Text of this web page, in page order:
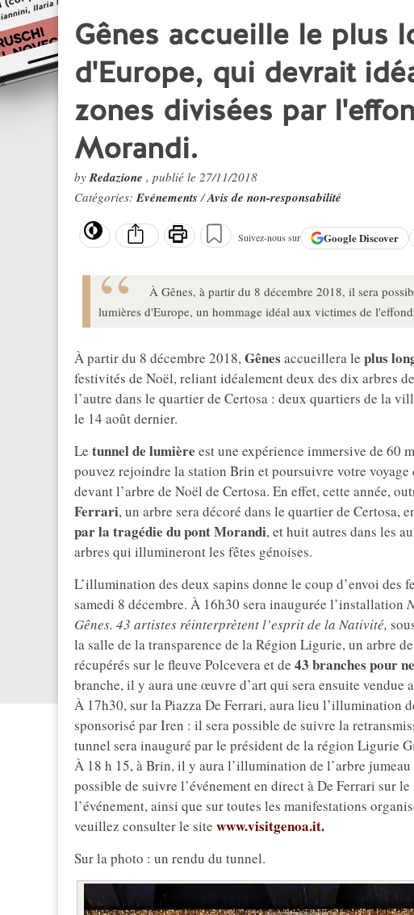
Gênes accueille le plus
d'Europe, qui devrait
zones divisées par
Morandi.
byRedazione , publié le 27/11/2018
Catégories:Evénements/Avis de non-responsabilité
Suivez-nous sur GoogleDiscover
À Gênes, à partir du 8 décembre 2018, il sera
lumières d'Europe, un hommage idéal aux victimes de
À partir du 8 décembre 2018,Gênes accueillera le plus
festivités de Noël, reliant idéalement deux des dix arbres
l’autre dans le quartier de Certosa : deux quartiers de la
le 14 août dernier.
Le tunnel de lumière est une expérience immersive de 60
pouvez rejoindre la station Brin et poursuivre votre
devant l’arbre de Noël de Certosa. En effet, cette année,
Ferrari, un arbre sera décoré dans le quartier de Certosa,
par la tragédie du pont Morandi, et huit autres dans les
arbres qui illumineront les fêtes génoises.
L’illumination des deux sapins donne le coup d’envoi des
samedi 8 décembre. À 16h30 sera inaugurée l’installation
Gênes. 43 artistes réinterprètent l’esprit de la Nativité,
la salle de la transparence de la Région Ligurie, un arbre
récupérés sur le fleuve Polcevera et de 43 branches pour
branche, il y aura une œuvre d’art qui sera ensuite
À 17h30, sur la Piazza De Ferrari, aura lieu l’illumination
sponsorisé par Iren : il sera possible de suivre la
tunnel sera inauguré par le président de la région Ligurie
À 18 h 15, à Brin, il y aura l’illumination de l’arbre
possible de suivre l’événement en direct à De Ferrari sur
l’événement, ainsi que sur toutes les manifestations
veuillez consulter le site www.visitgenoa.it.
Sur la photo : un rendu du tunnel.